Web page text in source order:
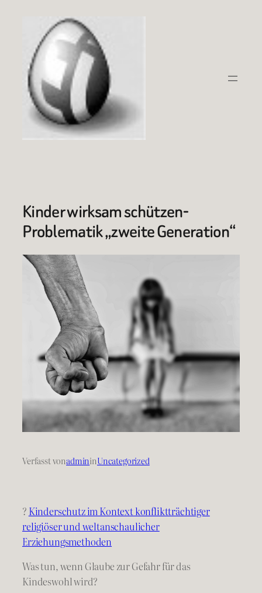
springen
Kinder wirksam schützen-
Problematik „zweite Generation“
Verfasst vonadmininUncategorized
? Kinderschutz im Kontext konfliktträchtiger
religiöser und weltanschaulicher
Erziehungsmethoden
Was tun, wenn Glaube zur Gefahr für das
Kindeswohl wird?